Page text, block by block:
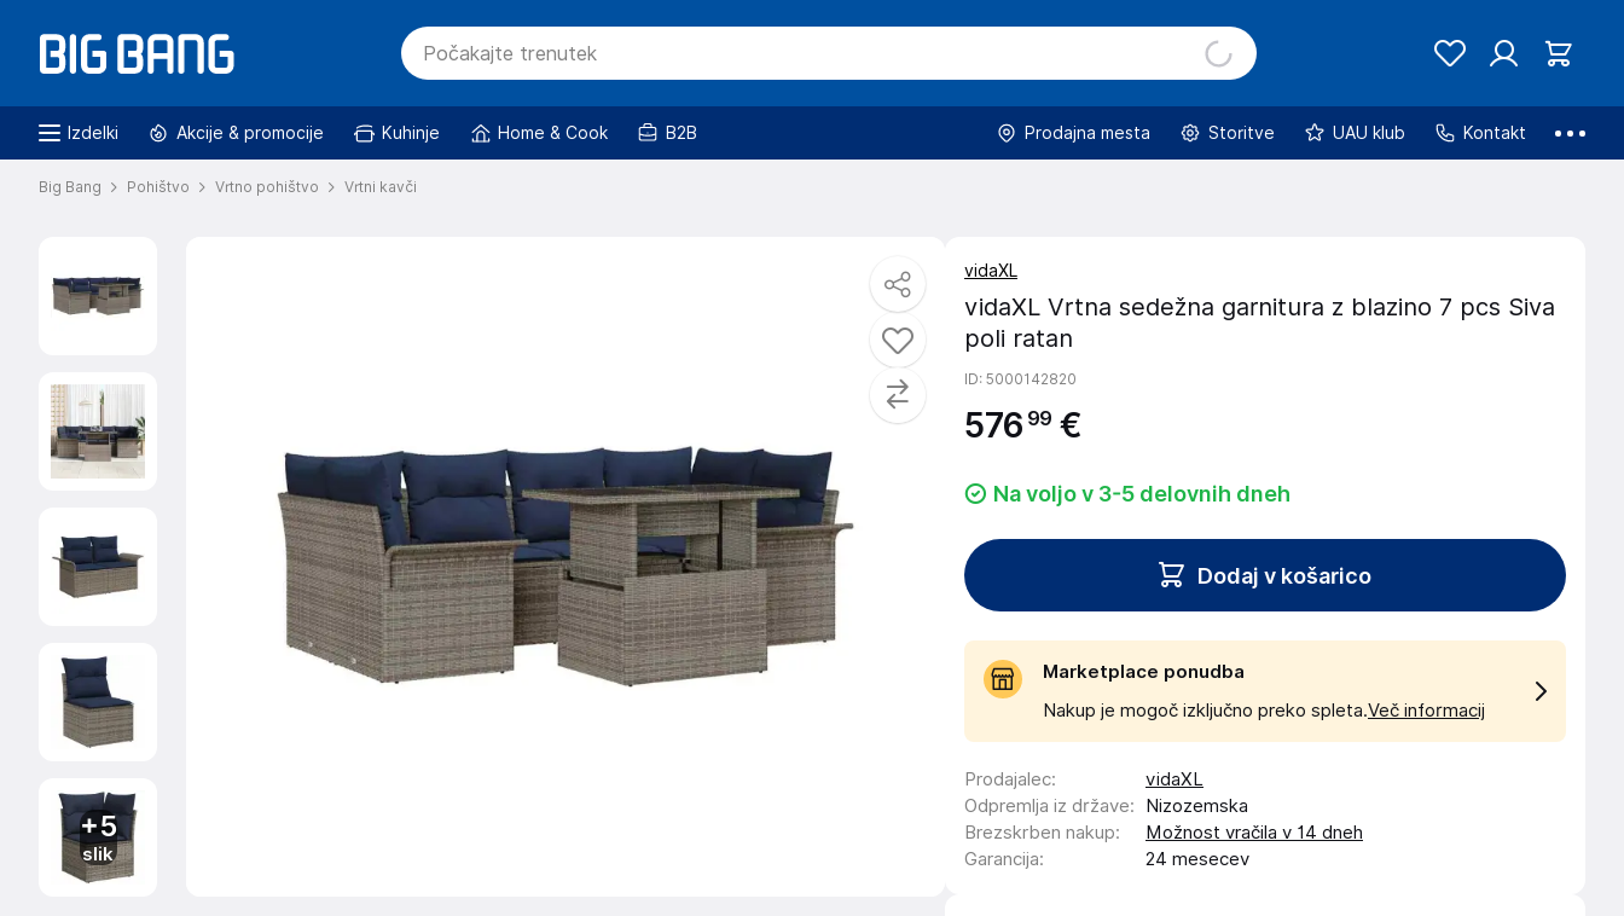
Izdelki Akcije & promocije Kuhinje Home & Cook B2B Prodajna mesta Storitve UAU klub Kontakt
Big Bang Pohištvo Vrtno pohištvo Vrtni kavči
+5
slik
vidaXL
vidaXL Vrtna sedežna garnitura z blazino 7 pcs Siva
poli ratan
ID: 5000142820
576 99 €
Na voljo v 3-5 delovnih dneh
Dodaj v košarico
Marketplace ponudba
Nakup je mogoč izključno preko spleta.Več informacij
Prodajalec:
vidaXL
Odpremlja iz države:
Nizozemska
Brezskrben nakup:
Možnost vračila v 14 dneh
Garancija: 24 mesecev